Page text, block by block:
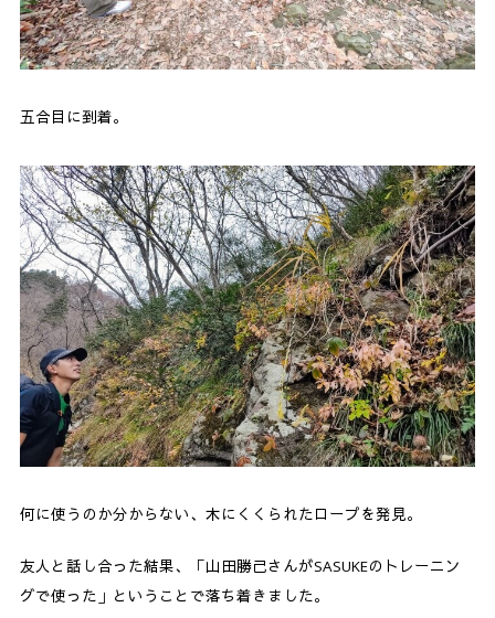
五合目に到着。
何に使うのか分からない、木にくくられたロープを発見。
友人と話し合った結果、「山田勝己さんがSASUKEのトレーニン
グで使った」ということで落ち着きました。